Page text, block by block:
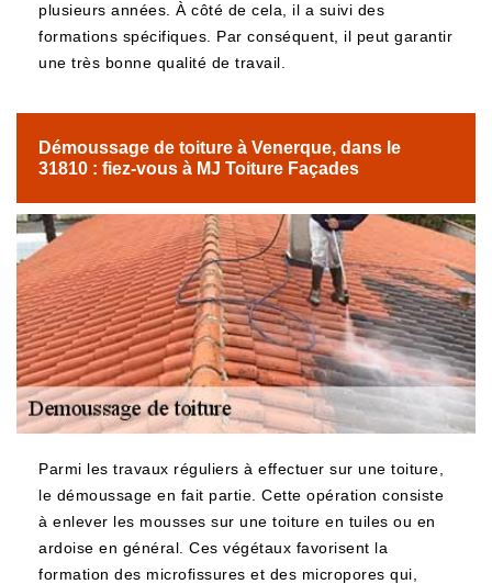
plusieurs années. À côté de cela, il a suivi des
formations spécifiques. Par conséquent, il peut garantir
une très bonne qualité de travail.
Démoussage de toiture à Venerque, dans le
31810 : fiez-vous à MJ Toiture Façades
Parmi les travaux réguliers à effectuer sur une toiture,
le démoussage en fait partie. Cette opération consiste
à enlever les mousses sur une toiture en tuiles ou en
ardoise en général. Ces végétaux favorisent la
formation des microfissures et des micropores qui,